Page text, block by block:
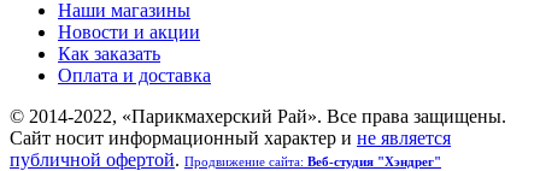
Наши магазины
Новости и акции
Как заказать
Оплата и доставка
© 2014-2022, «Парикмахерский Рай». Все права защищены.
Cайт носит информационный характер и не является
публичной офертой. Продвижение сайта: Веб-студия "Хэндрег"